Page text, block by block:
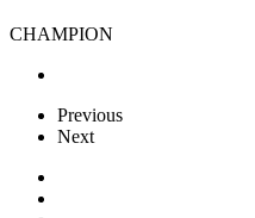
CHAMPION
Previous
Next